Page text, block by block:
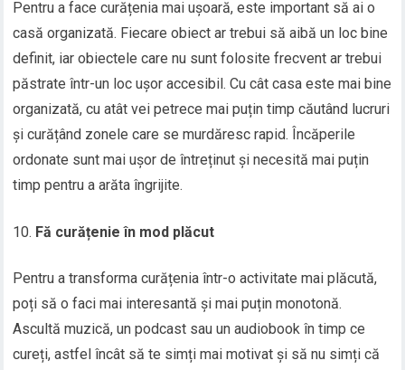
Pentru a face curățenia mai ușoară, este important să ai o
casă organizată. Fiecare obiect ar trebui să aibă un loc bine
definit, iar obiectele care nu sunt folosite frecvent ar trebui
păstrate într-un loc ușor accesibil. Cu cât casa este mai bine
organizată, cu atât vei petrece mai puțin timp căutând lucruri
și curățând zonele care se murdăresc rapid. Încăperile
ordonate sunt mai ușor de întreținut și necesită mai puțin
timp pentru a arăta îngrijite.
Fă curățenie în mod plăcut
Pentru a transforma curățenia într-o activitate mai plăcută,
poți să o faci mai interesantă și mai puțin monotonă.
Ascultă muzică, un podcast sau un audiobook în timp ce
cureți, astfel încât să te simți mai motivat și să nu simți că